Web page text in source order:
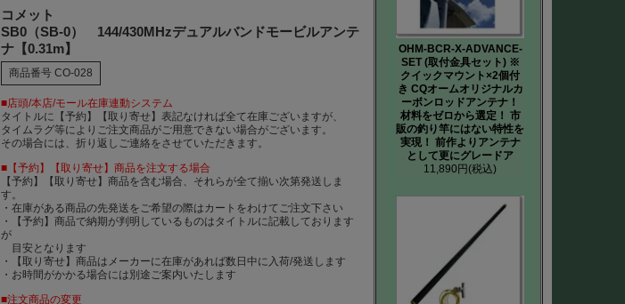
コメット
SB0（SB-0） 144/430MHzデュアルバンドモービルアンテ
ナ【0.31m】
商品番号 CO-028
■店頭/本店/モール在庫連動システム
タイトルに【予約】【取り寄せ】表記なければ全て在庫ございますが、
タイムラグ等によりご注文商品がご用意できない場合がございます。
その場合には、折り返しご連絡をさせていただきます。
■【予約】【取り寄せ】商品を注文する場合
【予約】【取り寄せ】商品を含む場合、それらが全て揃い次第発送しま
す。
・在庫がある商品の先発送をご希望の際はカートをわけてご注文下さい
・【予約】商品で納期が判明しているものはタイトルに記載しております
が
目安となります
・【取り寄せ】商品はメーカーに在庫があれば数日中に入荷/発送します
・お時間がかかる場合には別途ご案内いたします
■注文商品の変更
OHM-BCR-X-ADVANCE-
SET (取付金具セット) ※
クイックマウント×2個付
き CQオームオリジナルカ
ーボンロッドアンテナ！
材料をゼロから選定！ 市
販の釣り竿にはない特性を
実現！ 前作よりアンテナ
として更にグレードア
11,890円(税込)